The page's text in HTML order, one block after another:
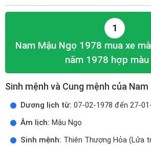
1
Nam Mậu Ngọ 1978 mua xe
năm 1978 hợp màu
Sinh mệnh và Cung mệnh của
Dương lịch từ: 07-02-1978 đến 27-
Âm lịch: Mậu Ngọ
Sinh mệnh: Thiên Thượng Hỏa (Lửa